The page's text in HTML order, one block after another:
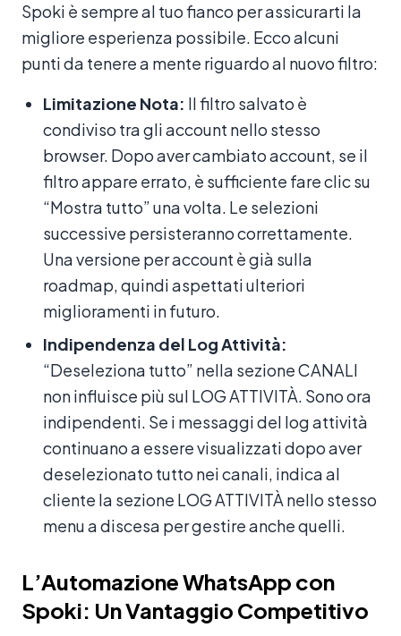
Spoki è sempre al tuo fianco per assicurarti la
migliore esperienza possibile. Ecco alcuni
punti da tenere a mente riguardo al nuovo filtro:
Limitazione Nota: Il filtro salvato è
condiviso tra gli account nello stesso
browser. Dopo aver cambiato account, se il
filtro appare errato, è sufficiente fare clic su
“Mostra tutto” una volta. Le selezioni
successive persisteranno correttamente.
Una versione per account è già sulla
roadmap, quindi aspettati ulteriori
miglioramenti in futuro.
Indipendenza del Log Attività:
“Deseleziona tutto” nella sezione CANALI
non influisce più sul LOG ATTIVITÀ. Sono ora
indipendenti. Se i messaggi del log attività
continuano a essere visualizzati dopo aver
deselezionato tutto nei canali, indica al
cliente la sezione LOG ATTIVITÀ nello stesso
menu a discesa per gestire anche quelli.
L’Automazione WhatsApp con
Spoki: Un Vantaggio Competitivo